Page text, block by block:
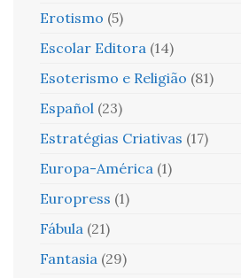
Erotismo (5)
Escolar Editora (14)
Esoterismo e Religião (81)
Español (23)
Estratégias Criativas (17)
Europa-América (1)
Europress (1)
Fábula (21)
Fantasia (29)